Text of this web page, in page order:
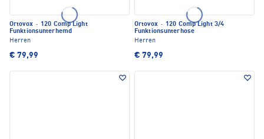
Ortovox · 120 Comp Light
Funktionsunterhemd
Herren
€ 79,99
Ortovox · 120 Comp Light 3/4
Funktionsunterhose
Herren
€ 79,99